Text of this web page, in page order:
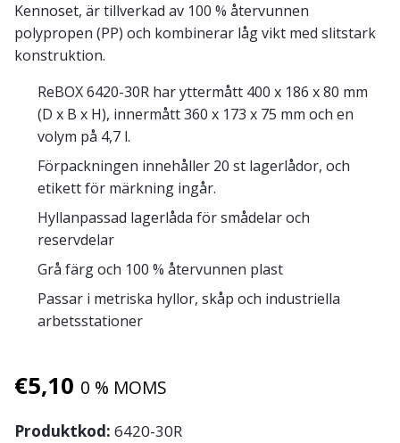
Kennoset, är tillverkad av 100 % återvunnen
polypropen (PP) och kombinerar låg vikt med slitstark
konstruktion.
ReBOX 6420-30R har yttermått 400 x 186 x 80 mm
(D x B x H), innermått 360 x 173 x 75 mm och en
volym på 4,7 l.
Förpackningen innehåller 20 st lagerlådor, och
etikett för märkning ingår.
Hyllanpassad lagerlåda för smådelar och
reservdelar
Grå färg och 100 % återvunnen plast
Passar i metriska hyllor, skåp och industriella
arbetsstationer
€5,10 0 % MOMS
Produktkod: 6420-30R